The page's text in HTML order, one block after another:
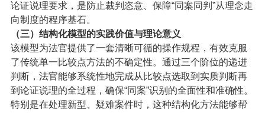
论证说理要求，是防止裁判恣意、保障“同案同判”从理念走
向制度的程序基石。
（三） 结构化模型的实践价值与理论意义
该模型为法官提供了一套清晰可循的操作规程，有效克服
了传统单一比较点方法的不确定性。通过三个阶位的递进
判断，法官能够系统性地完成从比较点选取到实质判断再
到论证说理的全过程，确保“同案”识别的全面性和准确性。
特别是在处理新型、疑难案件时，这种结构化方法能够帮